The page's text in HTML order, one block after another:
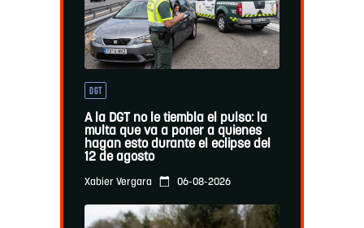
DGT
A la DGT no le tiembla el pulso: la
multa que va a poner a quienes
hagan esto durante el eclipse del
12 de agosto
Xabier Vergara 06-08-2026